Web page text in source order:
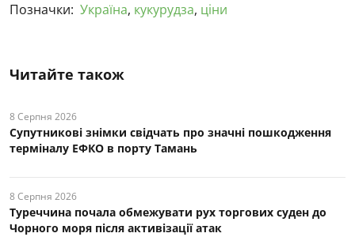
Позначки: Україна, кукурудза, ціни
Читайте також
8 Серпня 2026
Супутникові знімки свідчать про значні пошкодження
терміналу ЕФКО в порту Тамань
8 Серпня 2026
Туреччина почала обмежувати рух торгових суден до
Чорного моря після активізації атак